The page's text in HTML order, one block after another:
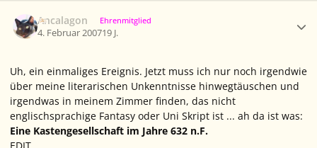
Ancalagon Ehrenmitglied
4. Februar 200719 J.
Uh, ein einmaliges Ereignis. Jetzt muss ich nur noch irgendwie
über meine literarischen Unkenntnisse hinwegtäuschen und
irgendwas in meinem Zimmer finden, das nicht
englischsprachige Fantasy oder Uni Skript ist ... ah da ist was:
Eine Kastengesellschaft im Jahre 632 n.F.